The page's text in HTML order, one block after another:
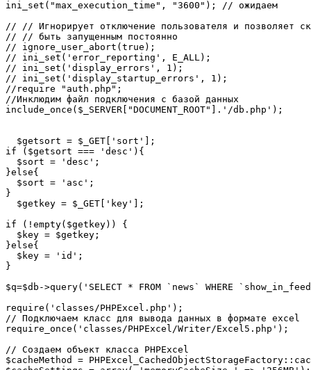
ini_set("max_execution_time", "3600"); // ожидаем
// // Игнорирует отключение пользователя и позволяет
// // быть запущенным постоянно
// ignore_user_abort(true);
// ini_set('error_reporting', E_ALL);
// ini_set('display_errors', 1);
// ini_set('display_startup_errors', 1);
//require "auth.php";
//Инклюдим файл подключения с базой данных
include_once($_SERVER["DOCUMENT_ROOT"].'/db.php');
  $getsort = $_GET['sort'];
if ($getsort === 'desc'){
  $sort = 'desc';
}else{
  $sort = 'asc';
}
  $getkey = $_GET['key'];
if (!empty($getkey)) {
  $key = $getkey;
}else{
  $key = 'id';
}
$q=$db->query('SELECT * FROM `news` WHERE
require('classes/PHPExcel.php');
// Подключаем класс для вывода данных в формате excel
require_once('classes/PHPExcel/Writer/Excel5.php');
// Создаем объект класса PHPExcel
$cacheMethod =